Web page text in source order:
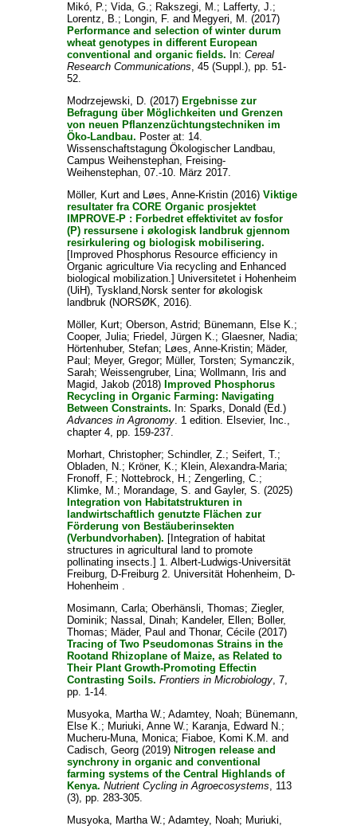
Mikó, P.; Vida, G.; Rakszegi, M.; Lafferty, J.;
Lorentz, B.; Longin, F. and Megyeri, M. (2017)
Performance and selection of winter durum
wheat genotypes in different European
conventional and organic fields. In: Cereal
Research Communications, 45 (Suppl.), pp. 51-
52.
Modrzejewski, D. (2017) Ergebnisse zur
Befragung über Möglichkeiten und Grenzen
von neuen Pflanzenzüchtungstechniken im
Öko-Landbau. Poster at: 14.
Wissenschaftstagung Ökologischer Landbau,
Campus Weihenstephan, Freising-
Weihenstephan, 07.-10. März 2017.
Möller, Kurtand Løes, Anne-Kristin(2016) Viktige
resultater fra CORE Organic prosjektet
IMPROVE-P : Forbedret effektivitet av fosfor
(P) ressursene i økologisk landbruk gjennom
resirkulering og biologisk mobilisering.
[Improved Phosphorus Resource efficiency in
Organic agriculture Via recycling and Enhanced
biological mobilization.] Universitetet i Hohenheim
(UiH), Tyskland,Norsk senter for økologisk
landbruk (NORSØK, 2016).
Möller, Kurt; Oberson, Astrid; Bünemann, Else K.;
Cooper, Julia; Friedel, Jürgen K.; Glaesner, Nadia;
Hörtenhuber, Stefan; Løes, Anne-Kristin; Mäder,
Paul ; Meyer, Gregor; Müller, Torsten; Symanczik,
Sarah; Weissengruber, Lina; Wollmann, Iris and
Magid, Jakob(2018) Improved Phosphorus
Recycling in Organic Farming: Navigating
Between Constraints. In: Sparks, Donald (Ed.)
Advances in Agronomy. 1 edition. Elsevier, Inc.,
chapter 4, pp. 159-237.
Morhart, Christopher; Schindler, Z.; Seifert, T.;
Obladen, N.; Kröner, K.; Klein, Alexandra-Maria;
Fronoff, F.; Nottebrock, H.; Zengerling, C.;
Klimke, M.; Morandage, S. and Gayler, S. (2025)
Integration von Habitatstrukturen in
landwirtschaftlich genutzte Flächen zur
Förderung von Bestäuberinsekten
(Verbundvorhaben). [Integration of habitat
structures in agricultural land to promote
pollinating insects.] 1. Albert-Ludwigs-Universität
Freiburg, D-Freiburg 2. Universität Hohenheim, D-
Hohenheim .
Mosimann, Carla; Oberhänsli, Thomas; Ziegler,
Dominik; Nassal, Dinah; Kandeler, Ellen; Boller,
Thomas; Mäder, Paul and Thonar, Cécile(2017)
Tracing of Two Pseudomonas Strains in the
Rootand Rhizoplane of Maize, as Related to
Their Plant Growth-Promoting Effectin
Contrasting Soils. Frontiers in Microbiology, 7,
pp. 1-14.
Musyoka, Martha W.; Adamtey, Noah; Bünemann,
Else K.; Muriuki, Anne W.; Karanja, Edward N.;
Mucheru-Muna, Monica; Fiaboe, Komi K.M. and
Cadisch, Georg(2019) Nitrogen release and
synchrony in organic and conventional
farming systems of the Central Highlands of
Kenya. Nutrient Cycling in Agroecosystems, 113
(3), pp. 283-305.
Musyoka, Martha W.; Adamtey, Noah; Muriuki,